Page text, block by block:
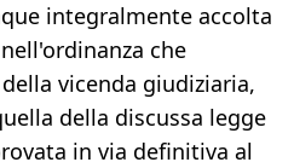
integralmente accolta
che
vicenda giudiziaria,
della discussa legge
in via definitiva al